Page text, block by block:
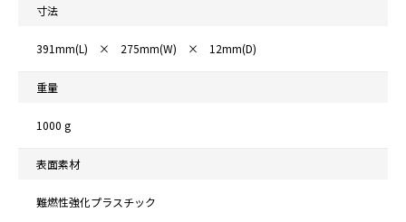
寸法
391mm(L) × 275mm(W) × 12mm(D)
重量
1000 g
表面素材
難燃性強化プラスチック